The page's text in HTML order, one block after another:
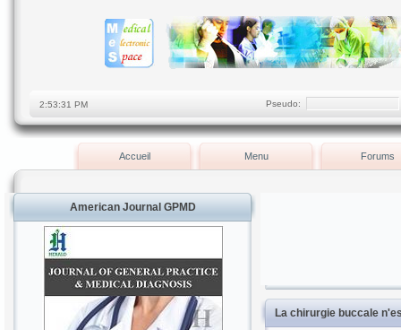
Pseudo:
Accueil Menu Forums
American Journal GPMD
La chirurgie buccale